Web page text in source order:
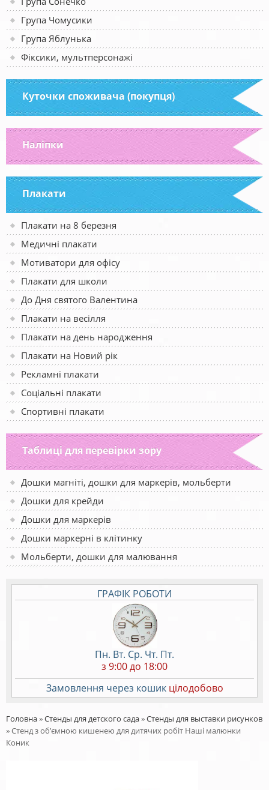
Група Чомусики
Група Яблунька
Фіксики, мультперсонажі
Куточки споживача (покупця)
Наліпки
Плакати
Плакати на 8 березня
Медичні плакати
Мотиватори для офісу
Плакати для школи
До Дня святого Валентина
Плакати на весілля
Плакати на день народження
Плакати на Новий рік
Рекламні плакати
Соціальні плакати
Спортивні плакати
Таблиці для перевірки зору
Дошки магніті, дошки для маркерів, мольберти
Дошки для крейди
Дошки для маркерів
Дошки маркерні в клітинку
Мольберти, дошки для малювання
ГРАФІК РОБОТИ
Пн. Вт. Ср. Чт. Пт.
з 9:00 до 18:00
Замовлення через кошик цілодобово
Головна»Стенды для детского сада»Стенды для выставки рисунков
»Стенд з об’ємною кишенею для дитячих робіт Наші малюнки
Коник